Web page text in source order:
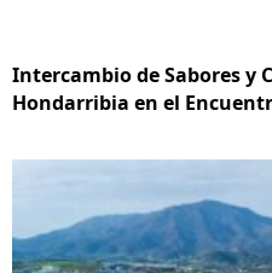
Intercambio de Sabores y
Hondarribia en el